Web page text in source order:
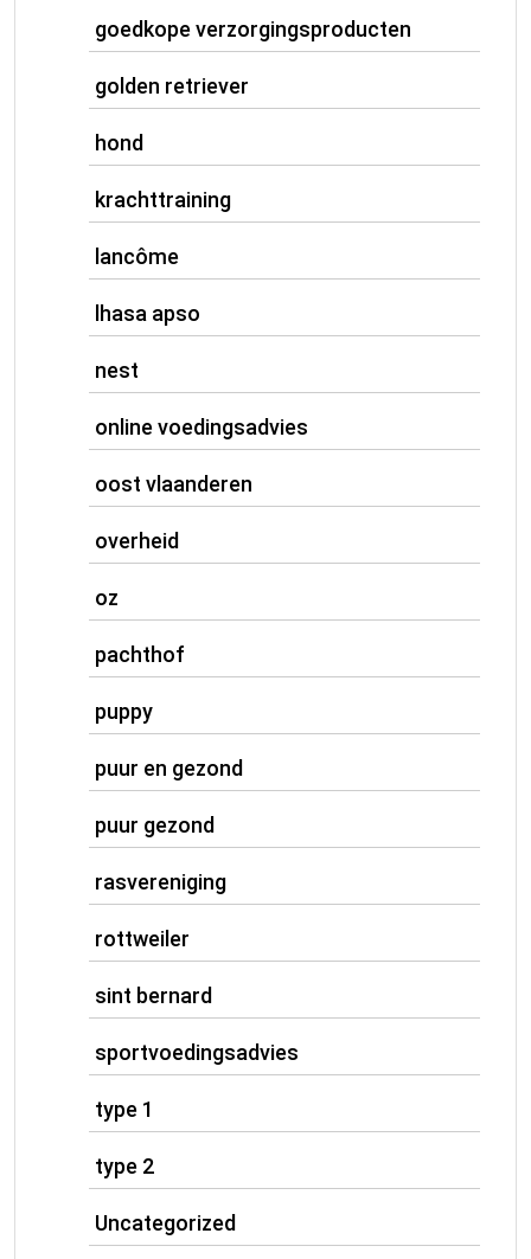
goedkope verzorgingsproducten
golden retriever
hond
krachttraining
lancôme
lhasa apso
nest
online voedingsadvies
oost vlaanderen
overheid
oz
pachthof
puppy
puur en gezond
puur gezond
rasvereniging
rottweiler
sint bernard
sportvoedingsadvies
type 1
type 2
Uncategorized